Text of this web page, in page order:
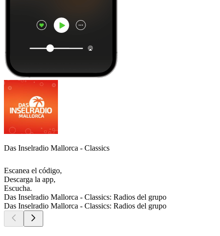
Das Inselradio Mallorca - Classics
Escanea el código,
Descarga la app,
Escucha.
Das Inselradio Mallorca - Classics: Radios del grupo
Das Inselradio Mallorca - Classics: Radios del grupo